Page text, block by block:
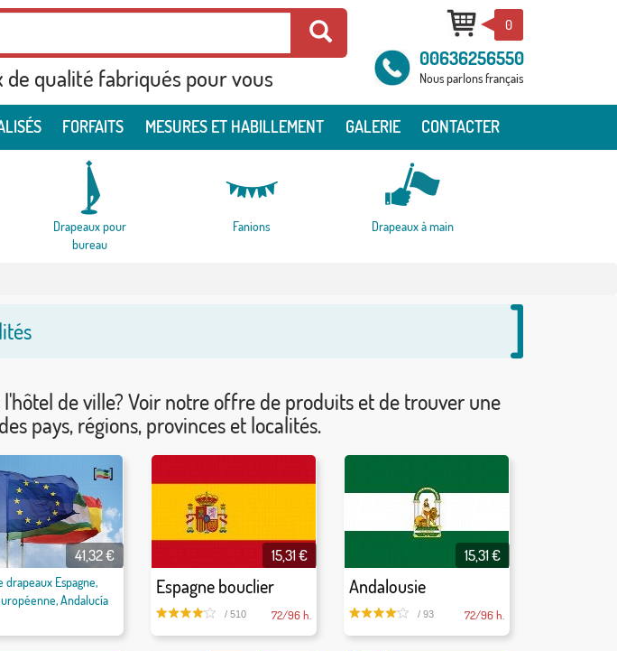
de qualité fabriqués pour vous
0
00636256550
Nous parlons français
FORFAITS MESURES ET HABILLEMENT GALERIE CONTACTER
Drapeaux pour
bureau
Fanions Drapeaux à main
de ville? Voir notre offre de produits et de trouver une
pays, régions, provinces et localités.
drapeaux Espagne,
Andalucía
41,32 €
Espagne bouclier
15,31 €
/ 510 72/96 h.
Andalousie
15,31 €
/ 93 72/96 h.